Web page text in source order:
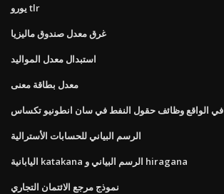
يورو tlr
غرق معدل صندوق ماليزيا
استبدال معدل المواليد
معدل بطاقة معنى
في الواقع وظائف حقول النفط في سان انطونيو تكساس
الرسم البياني للحسابات الأسترالية
اليابانية katakana الرسم البياني و hiragana
نموذج مرجع الائتمان التجاري